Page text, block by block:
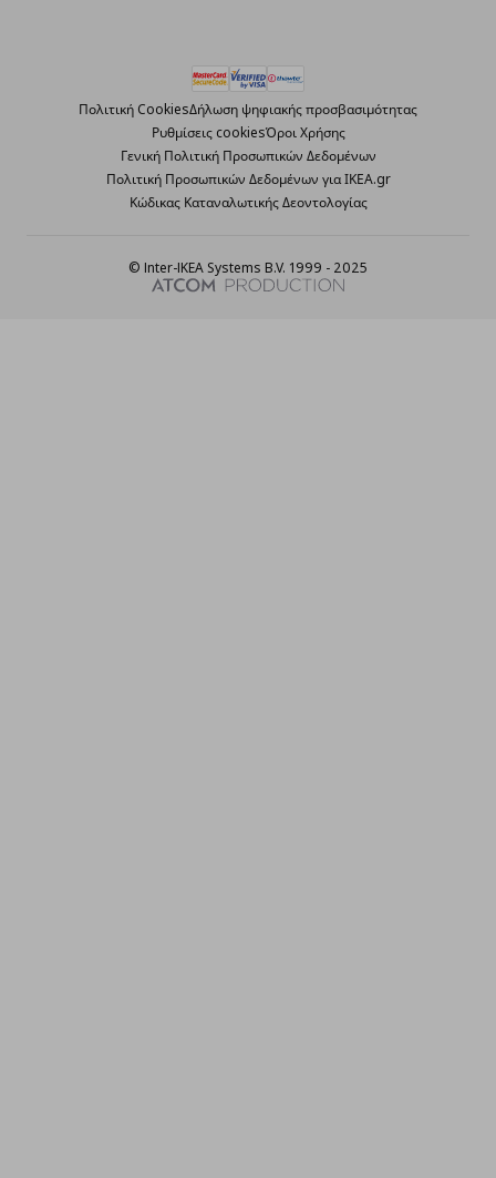
Πολιτική CookiesΔήλωση ψηφιακής προσβασιμότητας
Ρυθμίσεις cookiesΌροι Χρήσης
Γενική Πολιτική Προσωπικών Δεδομένων
Πολιτική Προσωπικών Δεδομένων για ΙΚΕΑ.gr
Κώδικας Καταναλωτικής Δεοντολογίας
© Inter-IKEA Systems B.V. 1999 - 2025